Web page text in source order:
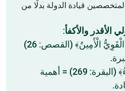
قيادة الدولة بدلًا من
الأقدر والأكفأ:
﴿إِنَّ خَيْرَ مَنِ اسْتَأْجَرْتَ الْقَوِيُّ الْأَمِينُ﴾ (القصص: 26)
﴿يُؤْتِي الْحِكْمَةَ مَن يَشَاءُ﴾ (البقرة: 269) = أهمية